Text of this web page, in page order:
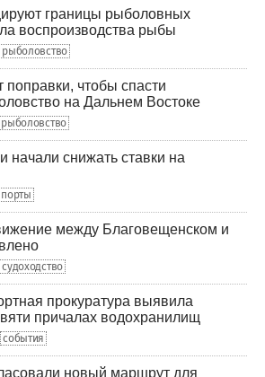
границы рыболовных
воспроизводства рыбы
рыболовство
поправки, чтобы спасти
на Дальнем Востоке
рыболовство
начали снижать ставки на
порты
между Благовещенском и
судоходство
прокуратура выявила
причалах водохранилищ
события
новый маршрут для